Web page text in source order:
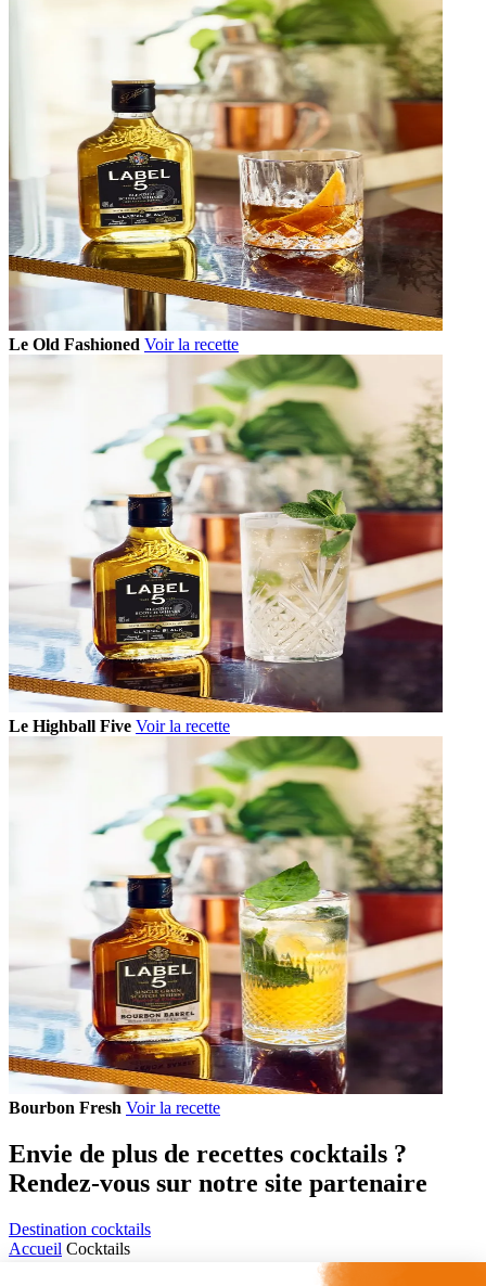
Le Old Fashioned Voir la recette
Le Highball Five Voir la recette
Bourbon Fresh Voir la recette
Envie de plus de recettes cocktails ?
Rendez-vous sur notre site partenaire
Destination cocktails
Accueil Cocktails